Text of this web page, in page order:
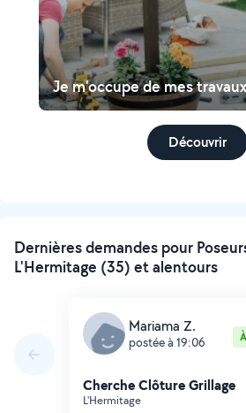
Je m'occupe de mes
Découvrir
Dernières demandes pour
L'Hermitage (35) et alentours
Mariama Z.
postée à 19:06
Cherche Clôture Grillage
L'Hermitage